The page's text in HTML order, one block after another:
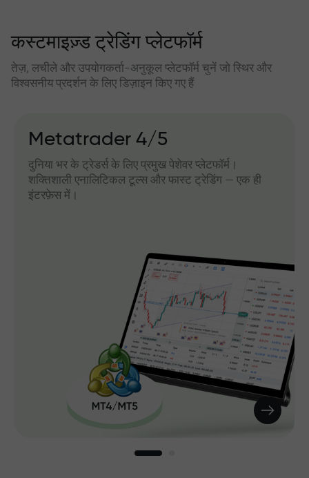
कस्टमाइज़्ड ट्रेडिंग प्लेटफॉर्म
तेज़, लचीले और उपयोगकर्ता-अनुकूल प्लेटफॉर्म चुनें जो स्थिर और
विश्वसनीय प्रदर्शन के लिए डिज़ाइन किए गए हैं
Metatrader 4/5
दुनिया भर के ट्रेडर्स के लिए प्रमुख पेशेवर प्लेटफॉर्म।
शक्तिशाली एनालिटिकल टूल्स और फास्ट ट्रेडिंग — एक ही
इंटरफ़ेस में।